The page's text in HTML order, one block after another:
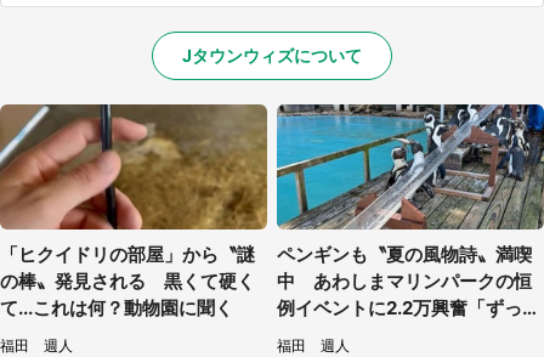
Jタウンウィズについて
「ヒクイドリの部屋」から〝謎
の棒〟発見される 黒くて硬く
て...これは何？動物園に聞く
福田 週人
ペンギンも〝夏の風物詩〟満喫
中 あわしまマリンパークの恒
例イベントに2.2万興奮「ずっと
見てたい」
福田 週人